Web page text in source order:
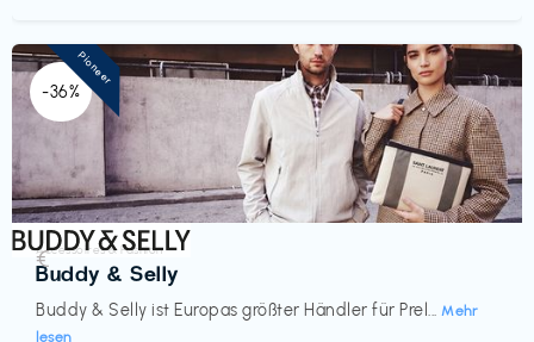
-36%
Accessoires & Fashion
Buddy & Selly
Buddy & Selly ist Europas größter Händler für Prel... Mehr
lesen
€‎
Pioneer